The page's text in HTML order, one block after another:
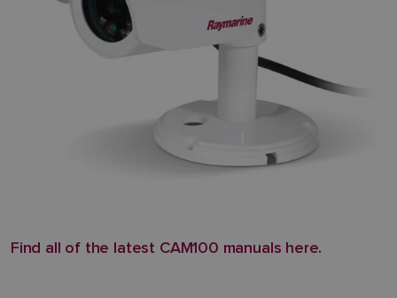
Find all of the latest CAM100 manuals here.